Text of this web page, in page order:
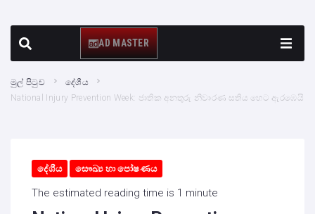
AD MASTER
මුල් පිටුව
දේශීය
National Injury Prevention Week: ජාතික අනතුරු නිවාරණ සතිය හෙට ඇරඹෙයි
දේශීය සෞඛ්‍ය හා පෝෂණය
The estimated reading time is 1 minute